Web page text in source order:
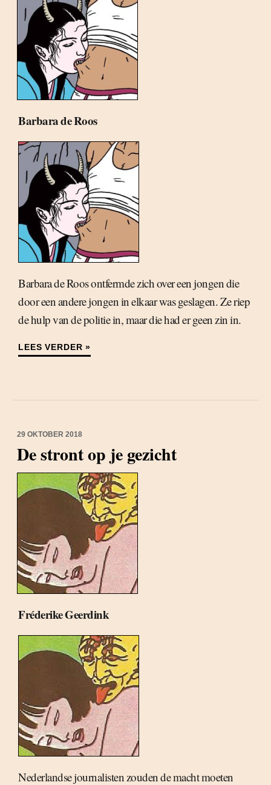
Barbara de Roos
Barbara de Roos ontfermde zich over een jongen die
door een andere jongen in elkaar was geslagen. Ze riep
de hulp van de politie in, maar die had er geen zin in.
LEES VERDER »
29 OKTOBER 2018
De stront op je gezicht
Fréderike Geerdink
Nederlandse journalisten zouden de macht moeten